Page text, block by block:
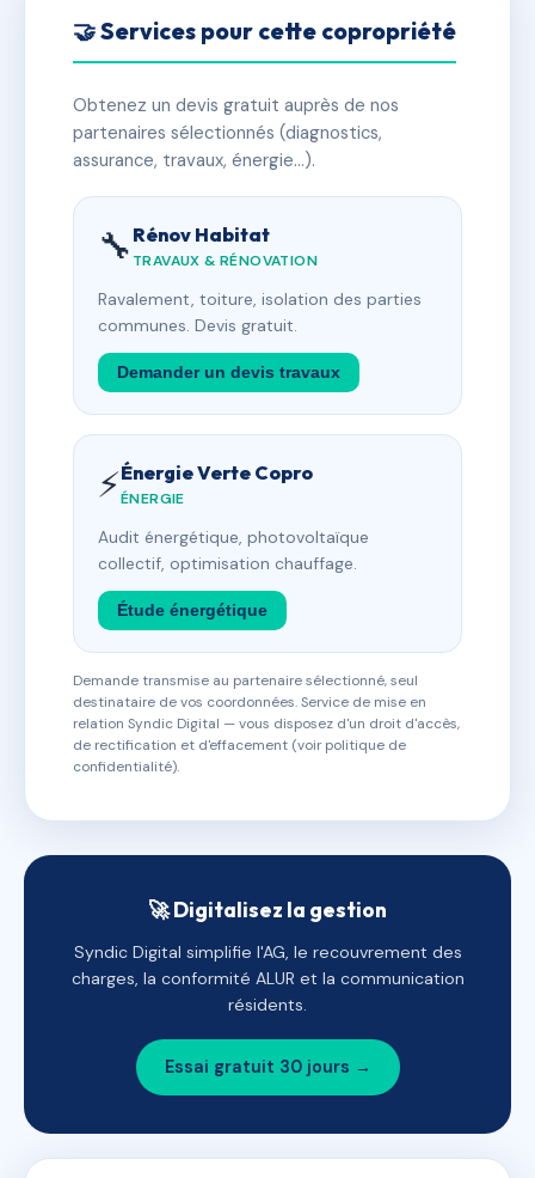
🤝 Services pour cette copropriété
Obtenez un devis gratuit auprès de nos
partenaires sélectionnés (diagnostics,
assurance, travaux, énergie…).
🔧 Rénov Habitat
TRAVAUX & RÉNOVATION
Ravalement, toiture, isolation des parties
communes. Devis gratuit.
Demander un devis travaux
⚡Énergie Verte Copro
ÉNERGIE
Audit énergétique, photovoltaïque
collectif, optimisation chauffage.
Étude énergétique
Demande transmise au partenaire sélectionné, seul
destinataire de vos coordonnées. Service de mise en
relation Syndic Digital — vous disposez d'un droit d'accès,
de rectification et d'effacement (voir politique de
confidentialité).
🚀 Digitalisez la gestion
Syndic Digital simplifie l'AG, le recouvrement des
charges, la conformité ALUR et la communication
résidents.
Essai gratuit 30 jours →